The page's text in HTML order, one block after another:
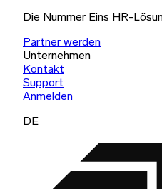
Die Nummer Eins HR-
Partner werden
Unternehmen
Kontakt
Support
Anmelden
DE